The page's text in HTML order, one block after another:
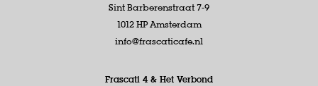
Sint Barberenstraat 7-9
1012 HP Amsterdam
info@frascaticafe.nl
Frascati 4 & Het Verbond